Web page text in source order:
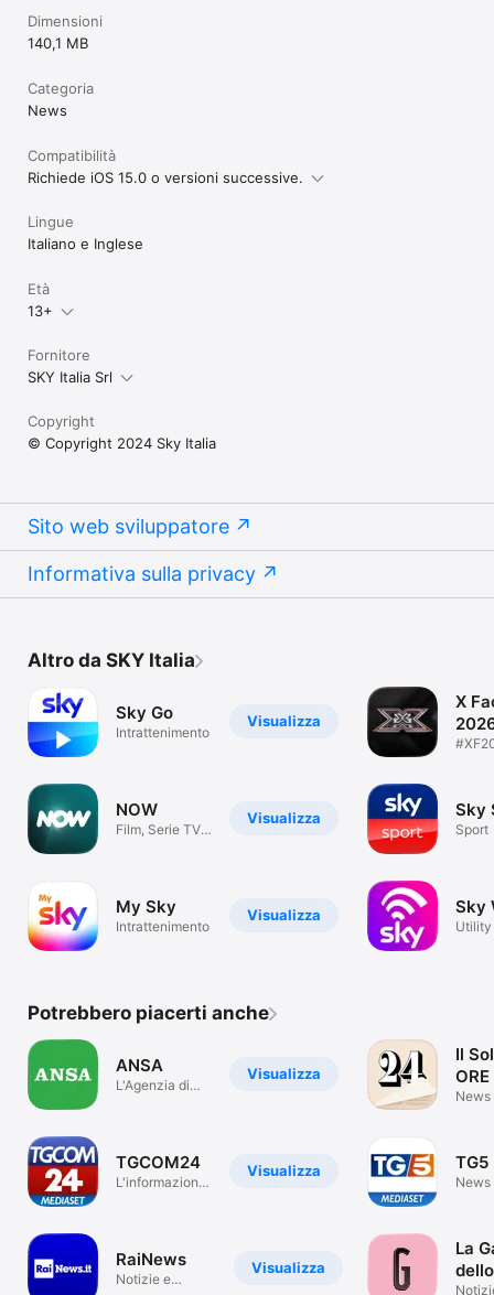
Dimensioni
140,1 MB
Categoria
News
Compatibilità
Richiede iOS 15.0 o versioni successive.
Lingue
Italiano e Inglese
Età
13+
Fornitore
SKY Italia Srl
Copyright
© Copyright 2024 Sky Italia
Sito web sviluppatore
Informativa sulla privacy
Altro da SKY Italia
Visualizza
Sky Go
Intrattenimento
Visualizza
NOW
Film, Serie TV,
Visualizza
My Sky
Intrattenimento
X
Sky
Sport
Sky
Utility
Potrebbero piacerti anche
Visualizza
ANSA
L'Agenzia di
Visualizza
TGCOM24
L'informazione
Visualizza
RaiNews
Notizie e
Il
ORE
News
TG5
News
La